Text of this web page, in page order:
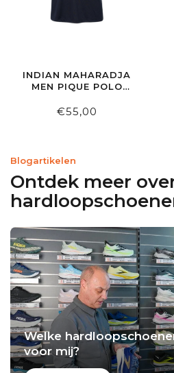
INDIAN MAHARADJA
MEN PIQUE POLO
€55,00
Blogartikelen
Ontdek meer
Welke
voor mij?